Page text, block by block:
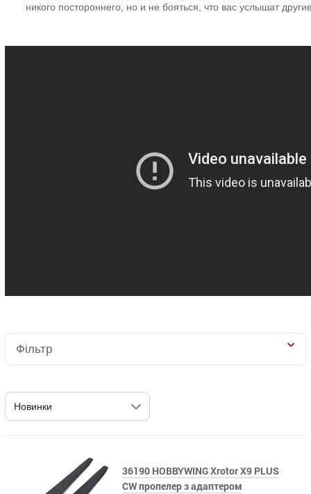
никого постороннего, но и не бояться, что вас услышат
Фільтр
36190 HOBBYWING Xrotor X9 PLUS
CW пропелер з адаптером